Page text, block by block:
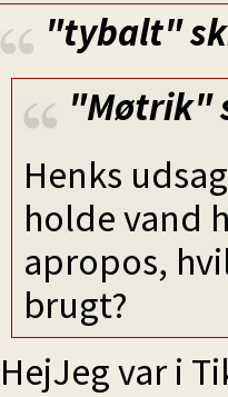
"tybalt"
"Møtrik"
Henks
holde vand
apropos,
brugt?
HejJeg var i